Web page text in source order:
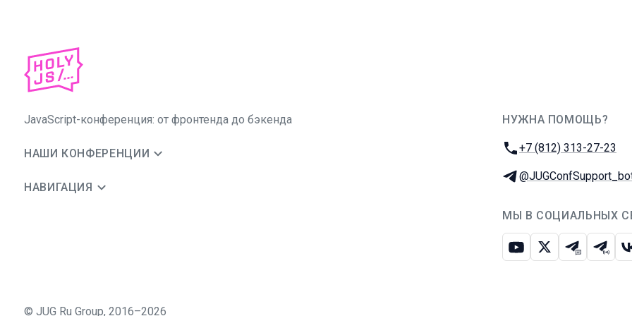
JavaScript-конференция: от фронтенда до бэкенда
НАШИ КОНФЕРЕНЦИИ
НАВИГАЦИЯ
НУЖНА ПОМОЩЬ?
Телефон:
+7 (812) 313-27-23
Телеграм:
МЫ В СОЦИАЛЬНЫХ
ЮтубИкс Телеграм-
© JUG Ru Group, 2016–2026